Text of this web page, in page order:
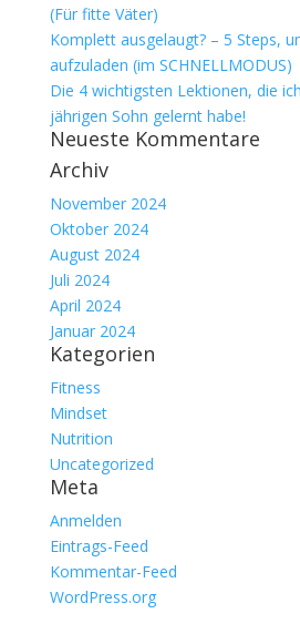
(Für fitte Väter)
Komplett ausgelaugt? – 5 Steps,
aufzuladen (im SCHNELLMODUS)
Die 4 wichtigsten Lektionen, die
jährigen Sohn gelernt habe!
Neueste Kommentare
Archiv
November 2024
Oktober 2024
August 2024
Juli 2024
April 2024
Januar 2024
Kategorien
Fitness
Mindset
Nutrition
Uncategorized
Meta
Anmelden
Eintrags-Feed
Kommentar-Feed
WordPress.org